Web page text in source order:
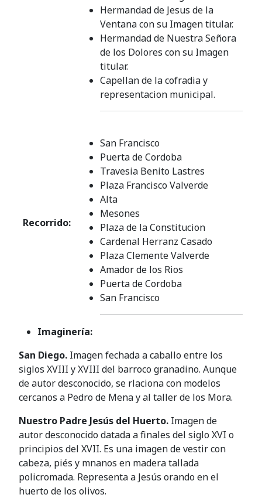
Hermandad de Jesus de la
Ventana con su Imagen titular.
Hermandad de Nuestra Señora
de los Dolores con su Imagen
titular.
Capellan de la cofradia y
representacion municipal.
Recorrido:
San Francisco
Puerta de Cordoba
Travesia Benito Lastres
Plaza Francisco Valverde
Alta
Mesones
Plaza de la Constitucion
Cardenal Herranz Casado
Plaza Clemente Valverde
Amador de los Rios
Puerta de Cordoba
San Francisco
Imaginería:
San Diego. Imagen fechada a caballo entre los
siglos XVIII y XVIII del barroco granadino. Aunque
de autor desconocido, se rlaciona con modelos
cercanos a Pedro de Mena y al taller de los Mora.
Nuestro Padre Jesús del Huerto. Imagen de
autor desconocido datada a finales del siglo XVI o
principios del XVII. Es una imagen de vestir con
cabeza, piés y mnanos en madera tallada
policromada. Representa a Jesús orando en el
huerto de los olivos.